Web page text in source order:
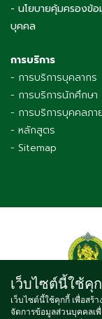
- นโยบายคุ้มครองข้
บุคคล
การบริการ
- การบริการบุคลากร
- การบริการนักศึกษา
- การบริการบุคคลภา
- หลักสูตร
- Sitemap
เว็บไซต์นี้ใช้คุ
เว็บไซต์นี้ใช้คุกกี้ เพื่อสร้
จัดการข้อมูลส่วนบุคคลเ